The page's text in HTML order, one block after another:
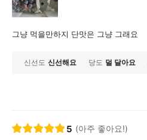
그냥 먹을만하지 단맛은 그냥 그래요
신선도 신선해요 당도 덜 달아요
5 (아주 좋아요!)